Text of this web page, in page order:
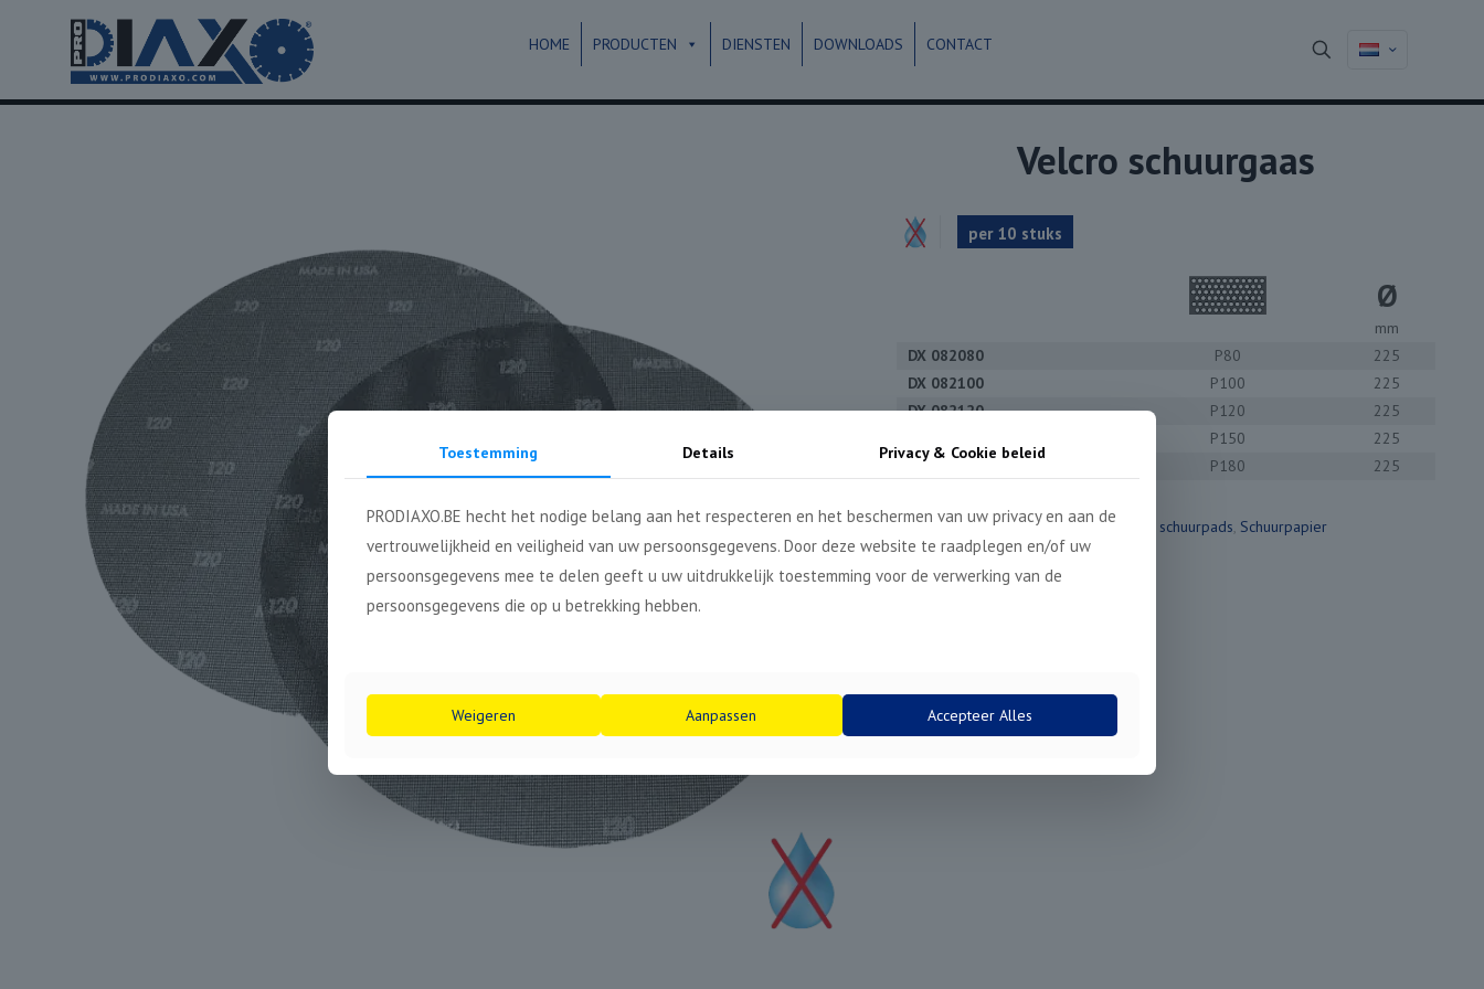
HOME PRODUCTEN DIENSTEN DOWNLOADS CONTACT
Velcro schuurgaas
per 10 stuks
Ø
mm
DX 082080
P80
225
DX 082100
P100
225
DX 082120
P120
225
P150
225
DX 082180
P180 225
Categorieën: Polijst & schuurpads, Schuurpapier
Toestemming Details Privacy & Cookie beleid
PRODIAXO.BE hecht het nodige belang aan het respecteren en het beschermen van uw privacy en aan de
vertrouwelijkheid en veiligheid van uw persoonsgegevens. Door deze website te raadplegen en/of uw
persoonsgegevens mee te delen geeft u uw uitdrukkelijk toestemming voor de verwerking van de
persoonsgegevens die op u betrekking hebben.
Weigeren Aanpassen Accepteer Alles